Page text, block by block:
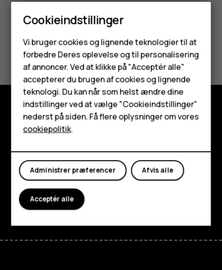
Smartphones
Feature-telefoner
Tilbehør
HMD Terra M
Tablets
Min konto
Synes du, dette var nyttigt?
Ja Nej
Udforsk
Planet and people
Support
FacebookInstagramTiktok
Cookieindstillinger
Vi bruger cookies og lignende teknologier til at
forbedre Deres oplevelse og til personalisering
af annoncer. Ved at klikke på "Acceptér alle"
accepterer du brugen af cookies og lignende
teknologi. Du kan når som helst ændre dine
indstillinger ved at vælge "Cookieindstillinger"
nederst på siden. Få flere oplysninger om vores
cookiepolitik.
Afvis alle
Administrer præferencer
Acceptér alle